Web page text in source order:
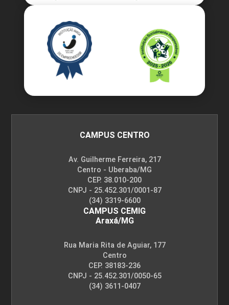
CAMPUS CENTRO
Av. Guilherme Ferreira, 217
Centro - Uberaba/MG
CEP. 38.010-200
CNPJ - 25.452.301/0001-87
(34) 3319-6600
CAMPUS CEMIG
Araxá/MG
Rua Maria Rita de Aguiar, 177
Centro
CEP. 38183-236
CNPJ - 25.452.301/0050-65
(34) 3611-0407